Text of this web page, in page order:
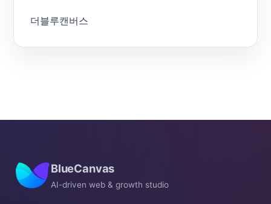
더블루캔버스
BlueCanvas
AI-driven web & growth studio